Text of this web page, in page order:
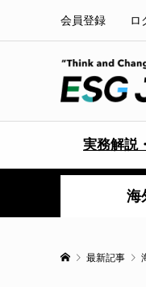
会員登録 ロ
実務解説
海
最新記事